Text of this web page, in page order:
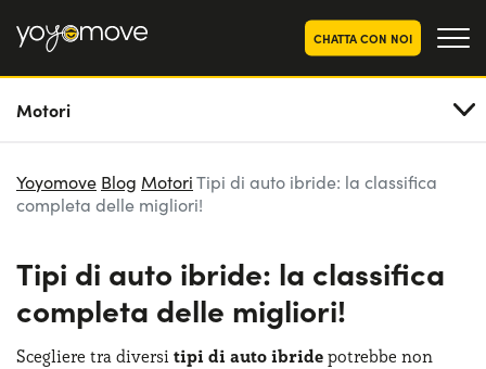
CHATTA CON NOI
Aziende e P.IVA
OFFERTE NOLEGGIO
AUTO USATE
La nostra storia
Lavora con noi
COME FUNZIONA
PERCHÉ CONVIENE
Motori
Yoyomove Blog MotoriTipi di auto ibride: la classifica
completa delle migliori!
Tipi di auto ibride: la classifica
completa delle migliori!
Scegliere tra diversi tipi di auto ibride potrebbe non